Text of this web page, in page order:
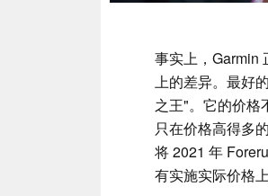
事实上，Garmin
上的差异。最好
之王"。它的价格
只在价格高得多
将 2021 年
有实施实际价格上